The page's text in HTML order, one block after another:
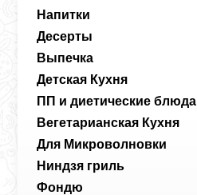
Напитки
Десерты
Выпечка
Детская Кухня
ПП и диетические блюда
Вегетарианская Кухня
Для Микроволновки
Ниндзя гриль
Фондю